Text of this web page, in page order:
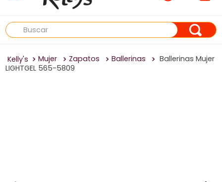
Buscar
Mujer Zapatos Ballerinas
Ballerinas Mujer
LIGHTGEL 565-5809